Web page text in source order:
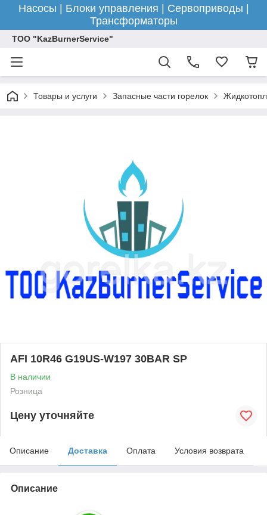
Насосы | Блоки управления | Сервоприводы |
Трансформаторы
ТОО "KazBurnerService"
Товары и услуги Запасные части горелок
AFI 10R46 G19US-W197 30BAR SP
В наличии
Розница
Цену уточняйте
Описание Доставка Оплата Условия возврата
Описание